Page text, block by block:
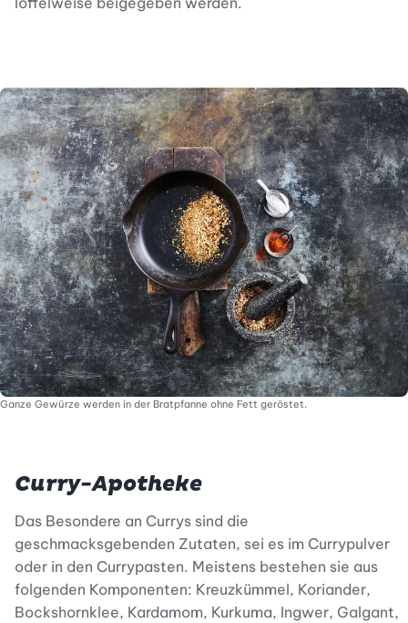
Ganze Gewürze werden in der Bratpfanne ohne Fett geröstet.
Curry-Apotheke
Das Besondere an Currys sind die
geschmacksgebenden Zutaten, sei es im Currypulver
oder in den Currypasten. Meistens bestehen sie aus
folgenden Komponenten: Kreuzkümmel, Koriander,
Bockshornklee, Kardamom, Kurkuma, Ingwer, Galgant,